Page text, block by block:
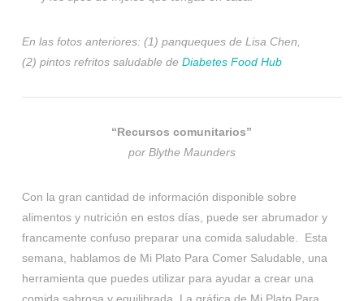
En las fotos anteriores: (1) panqueques de Lisa Chen,
(2) pintos refritos saludable de Diabetes Food Hub
“Recursos comunitarios”
por Blythe Maunders
Con la gran cantidad de información disponible sobre
alimentos y nutrición en estos días, puede ser abrumador y
francamente confuso preparar una comida saludable. Esta
semana, hablamos de Mi Plato Para Comer Saludable, una
herramienta que puedes utilizar para ayudar a crear una